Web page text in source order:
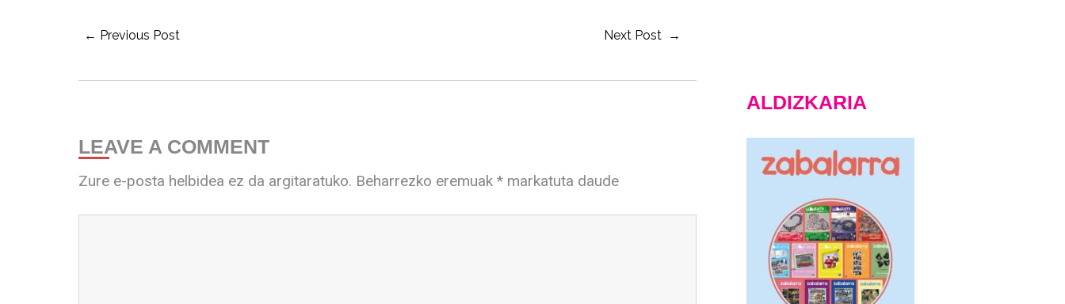
← Previous Post Next Post →
LEAVE A COMMENT
Zure e-posta helbidea ez da argitaratuko. Beharrezko eremuak *markatuta daude
ALDIZKARIA